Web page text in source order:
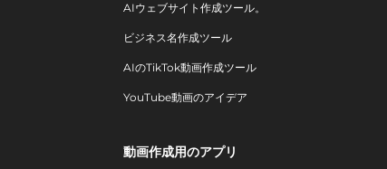
AIウェブサイト作成ツール。
ビジネス名作成ツール
AIのTikTok動画作成ツール
YouTube動画のアイデア
動画作成用のアプリ